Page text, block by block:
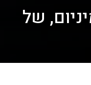
של